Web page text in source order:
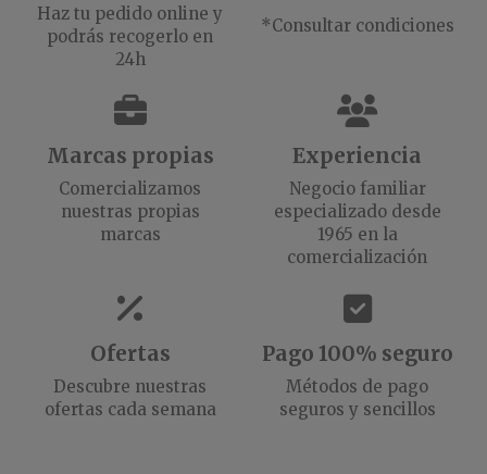
Haz tu pedido online y
podrás recogerlo en
24h
*Consultar condiciones
Marcas propias
Comercializamos
nuestras propias
marcas
Experiencia
Negocio familiar
especializado desde
1965 en la
comercialización
Ofertas
Descubre nuestras
ofertas cada semana
Pago 100% seguro
Métodos de pago
seguros y sencillos